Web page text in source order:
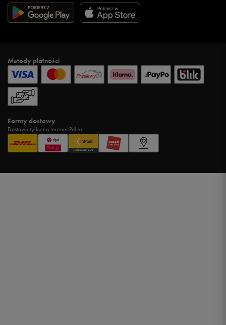
Metody płatności
Formy dostawy
Dostawa tylko na terenie Polski